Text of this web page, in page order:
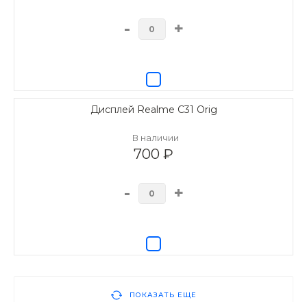
- +
Дисплей Realme C31 Orig
В наличии
700 ₽
- +
ПОКАЗАТЬ ЕЩЕ